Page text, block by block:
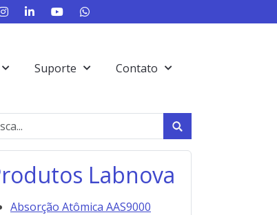
Suporte Contato
Labnova
Absorção Atômica AAS9000